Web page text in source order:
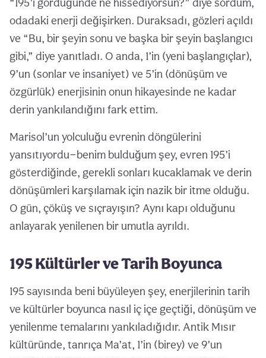
odadaki enerji değişirken. Duraksadı, gözleri açıldı
ve “Bu, bir şeyin sonu ve başka bir şeyin başlangıcı
gibi,” diye yanıtladı. O anda, 1’in (yeni başlangıçlar),
9’un (sonlar ve insaniyet) ve 5’in (dönüşüm ve
özgürlük) enerjisinin onun hikayesinde ne kadar
derin yankılandığını fark ettim.
Marisol’un yolculuğu evrenin döngülerini
yansıtıyordu—benim bulduğum şey, evren 195’i
gösterdiğinde, gerekli sonları kucaklamak ve derin
dönüşümleri karşılamak için nazik bir itme olduğu.
O gün, çöküş ve sıçrayışın? Aynı kapı olduğunu
anlayarak yenilenen bir umutla ayrıldı.
195 Kültürler ve Tarih Boyunca
195 sayısında beni büyüleyen şey, enerjilerinin tarih
ve kültürler boyunca nasıl iç içe geçtiği, dönüşüm ve
yenilenme temalarını yankıladığıdır. Antik Mısır
kültüründe, tanrıça Ma’at, 1’in (birey) ve 9’un